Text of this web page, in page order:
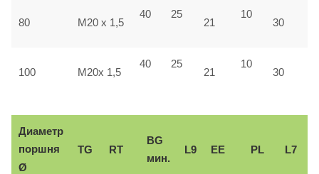
80 M20 x 1,5
40 25
21
10
30
100 M20x 1,5
40 25
21
10
30
Диаметр
поршня
Ø
TG RT
BG
мин.
L9 ЕЕ PL L7